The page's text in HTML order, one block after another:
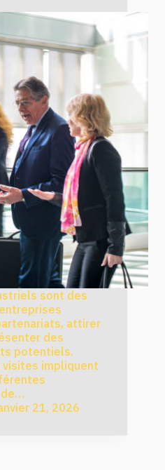
sont des
attirer
des
potentiels.
visites impliquent
de…
21, 2026